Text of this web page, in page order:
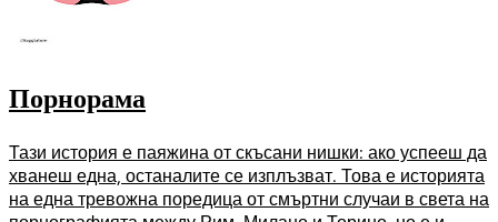
Порнорама
Тази история е паяжина от скъсани нишки: ако успееш да
хванеш една, останалите се изплъзват. Това е историята
на една тревожна поредица от смъртни случаи в света на